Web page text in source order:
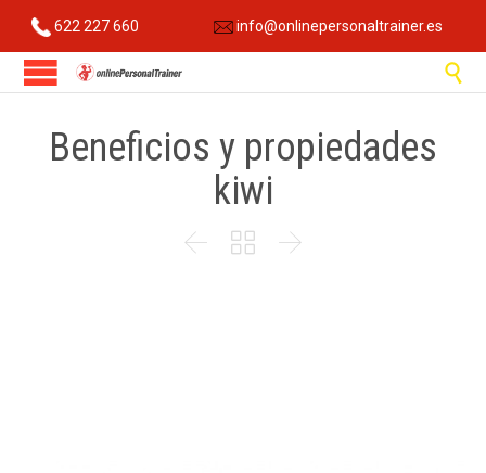
622 227 660 info@onlinepersonaltrainer.es

Beneficios y propiedades
kiwi
  